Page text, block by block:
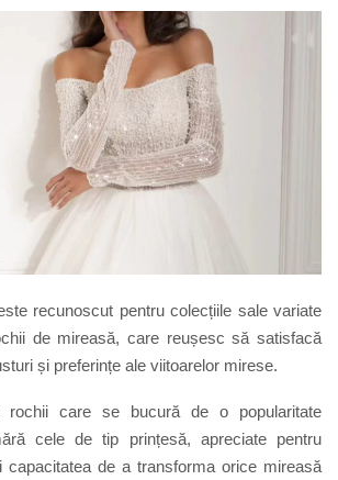
recunoscut pentru colecțiile sale variate
de mireasă, care reușesc să satisfacă
și preferințe ale viitoarelor mirese.
rochii care se bucură de o popularitate
cele de tip prințesă, apreciate pentru
capacitatea de a transforma orice mireasă